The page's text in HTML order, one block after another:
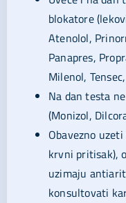
blokatore
Atenolol,
Panapres,
Milenol,
Na dan testa
(Monizol,
Obavezno
krvni pritisak),
uzimaju
konsultovati